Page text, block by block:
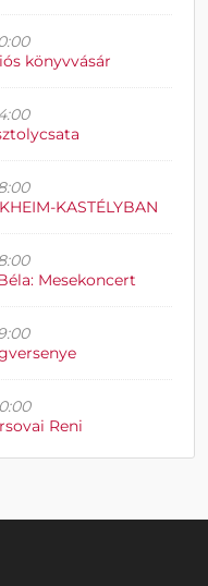
könyvvásár
KASTÉLYBAN
Mesekoncert
Reni